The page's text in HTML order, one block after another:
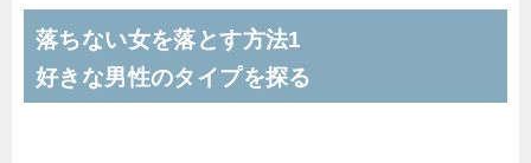
落ちない女を落とす方法1
好きな男性のタイプを探る